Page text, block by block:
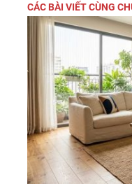
CÁC BÀI VIẾT CÙNG